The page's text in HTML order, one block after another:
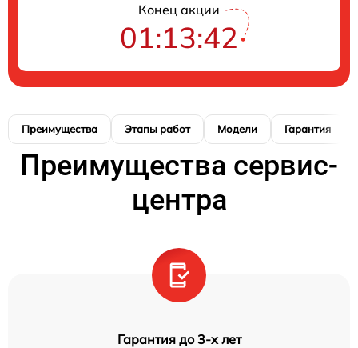
Конец акции
01:13:41
Преимущества Этапы работ Модели Гарантия
Преимущества сервис-
центра
Гарантия до 3-х лет